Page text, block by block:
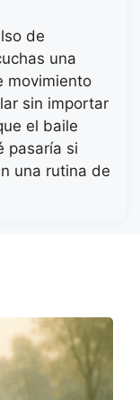
de
una
movimiento
sin importar
el baile
pasaría si
una rutina de